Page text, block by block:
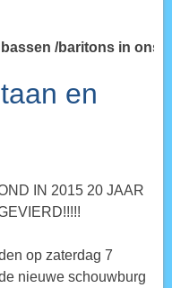
/baritons in ons koor
en
IN 2015 20 JAAR
op zaterdag 7
nieuwe schouwburg